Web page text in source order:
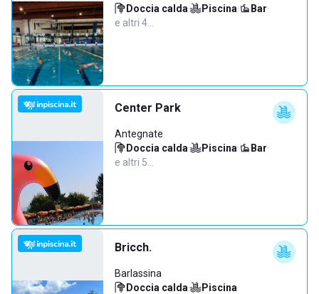
Doccia calda· Piscina· Bar·
e altri 4…
Center Park
Antegnate
Doccia calda· Piscina· Bar·
e altri 5…
Bricch.
Barlassina
Doccia calda· Piscina·